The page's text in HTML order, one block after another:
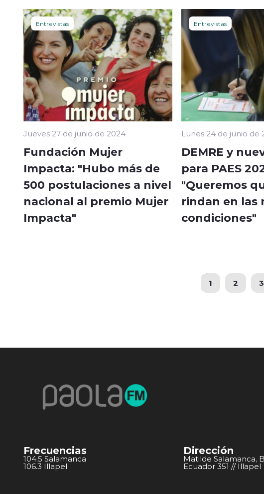
Entrevistas
Jueves 27 de junio de 2024
Fundación Mujer
Impacta: "Hubo más de
500 postulaciones a nivel
nacional al premio Mujer
Impacta"
Entrevistas
Lunes 24 de junio de
DEMRE y
para PAES
"Queremos
rindan en las
condiciones"
1 2 3
Frecuencias
104.5 Salamanca
106.3 Illapel
Dirección
Matilde Salamanca,
Ecuador 351 // Illapel